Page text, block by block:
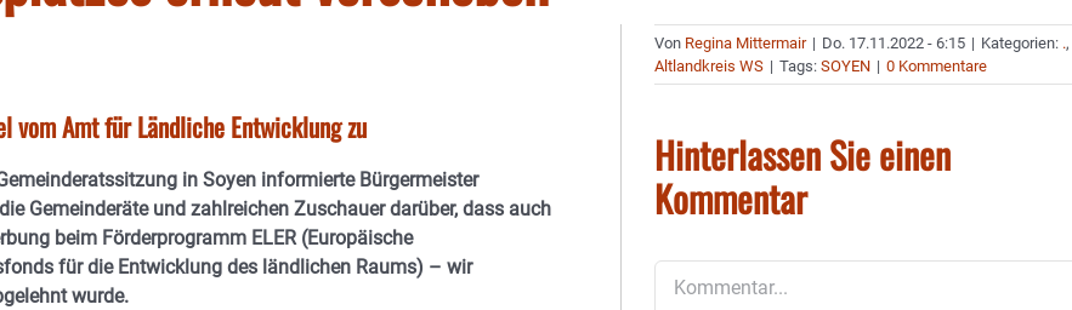
vom Amt für Ländliche Entwicklung zu
in Soyen informierte Bürgermeister
Gemeinderäte und zahlreichen Zuschauer darüber, dass auch
beim Förderprogramm ELER (Europäische
für die Entwicklung des ländlichen Raums) – wir
wurde.
Von Regina Mittermair | Do. 17.11.2022 - 6:15 | Kategorien: .,
Altlandkreis WS | Tags:SOYEN | 0 Kommentare
Hinterlassen Sie einen
Kommentar